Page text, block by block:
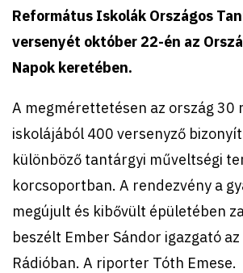
Református Iskolák Országos
versenyét október 22-én az
Napok keretében.
A megmérettetésen az ország 30
iskolájából 400 versenyző
különböző tantárgyi műveltségi
korcsoportban. A rendezvény a
megújult és kibővült épületében
beszélt Ember Sándor igazgató
Rádióban. A riporter Tóth Emese.